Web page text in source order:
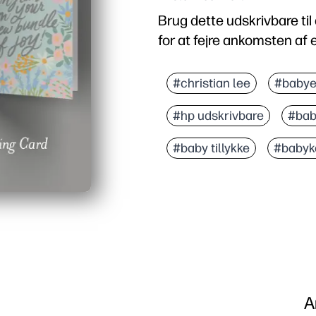
Brug dette udskrivbare til
for at fejre ankomsten af
Udskriv, klip og
Kunstnerdesignet
Standard 5x7 størrelse
Tomt interiør - du
#christian lee
#hp udskrivbare
#baby tillykke